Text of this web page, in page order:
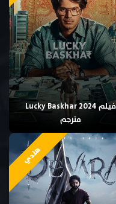
فيلم Lucky Baskhar 2024
مترجم
هندي